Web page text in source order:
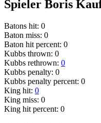
Spieler Boris
Batons hit: 0
Baton miss: 0
Baton hit percent: 0
Kubbs thrown: 0
Kubbs rethrown: 0
Kubbs penalty: 0
Kubbs penalty percent: 0
King hit: 0
King miss: 0
King hit percent: 0